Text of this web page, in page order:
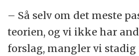
– Så selv om det meste
teorien, og vi ikke har
forslag, mangler vi